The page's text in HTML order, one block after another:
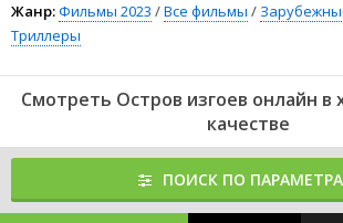
Жанр:Фильмы 2023 /Все фильмы /
Триллеры
Смотреть Остров изгоев онлайн в
качестве
ПОИСК ПО